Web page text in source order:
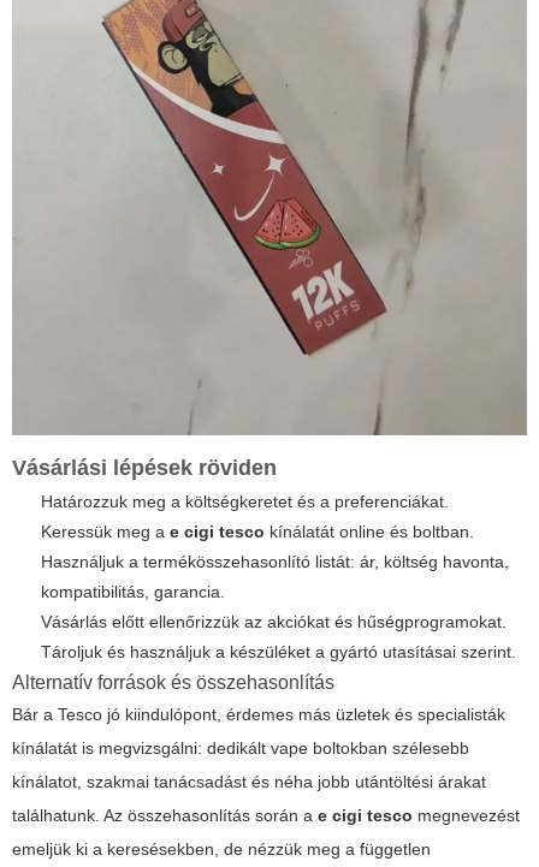
Vásárlási lépések röviden
Határozzuk meg a költségkeretet és a preferenciákat.
Keressük meg a e cigi tesco kínálatát online és boltban.
Használjuk a termékösszehasonlító listát: ár, költség havonta,
kompatibilitás, garancia.
Vásárlás előtt ellenőrizzük az akciókat és hűségprogramokat.
Tároljuk és használjuk a készüléket a gyártó utasításai szerint.
Alternatív források és összehasonlítás
Bár a Tesco jó kiindulópont, érdemes más üzletek és specialisták
kínálatát is megvizsgálni: dedikált vape boltokban szélesebb
kínálatot, szakmai tanácsadást és néha jobb utántöltési árakat
találhatunk. Az összehasonlítás során a e cigi tesco megnevezést
emeljük ki a keresésekben, de nézzük meg a független